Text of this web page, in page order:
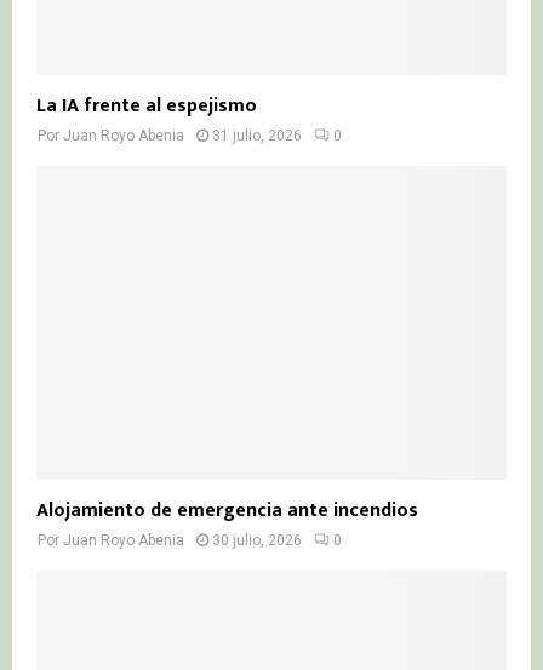
La IA frente al espejismo
Por Juan Royo Abenia 31 julio, 2026 0
Alojamiento de emergencia ante incendios
Por Juan Royo Abenia 30 julio, 2026 0